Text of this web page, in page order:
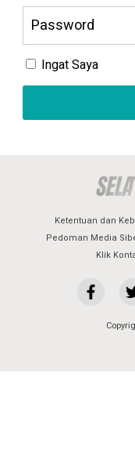
Ingat Saya
Ketentuan dan
Pedoman Media
Klik